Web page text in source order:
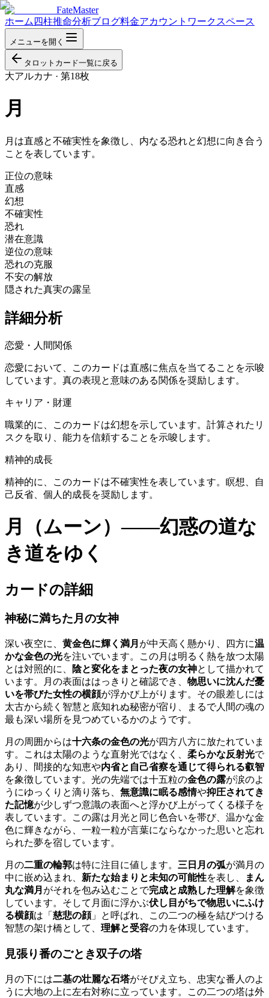
FateMaster
ホーム 四柱推命分析ブログ料金アカウント ワークスペース
メニューを開く
タロットカード一覧に戻る
大アルカナ · 第18枚
月
月は直感と不確実性を象徴し、内なる恐れと幻想に向き合う
ことを表しています。
正位の意味
直感
幻想
不確実性
恐れ
潜在意識
逆位の意味
恐れの克服
不安の解放
隠された真実の露呈
詳細分析
恋愛・人間関係
恋愛において、このカードは直感に焦点を当てることを示唆
しています。真の表現と意味のある関係を奨励します。
キャリア・財運
職業的に、このカードは幻想を示しています。計算されたリ
スクを取り、能力を信頼することを示唆します。
精神的成長
精神的に、このカードは不確実性を表しています。瞑想、自
己反省、個人的成長を奨励します。
月（ムーン）——幻惑の道な
き道をゆく
カードの詳細
神秘に満ちた月の女神
深い夜空に、 黄金色に輝く満月 が中天高く懸かり、四方に温
かな金色の光を注いでいます。この月は明るく熱を放つ太陽
とは対照的に、
陰と変化をまとった夜の女神として描かれて
います。月の表面ははっきりと確認でき、 物思いに沈んだ憂
いを帯びた女性の横顔が浮かび上がります。その眼差しには
太古から続く智慧と底知れぬ秘密が宿り、まるで人間の魂の
最も深い場所を見つめているかのようです。
月の周囲からは十六条の金色の光が四方八方に放たれていま
す。これは太陽のような直射光ではなく、 柔らかな反射光で
あり、間接的な知恵や内省と自己省察を通じて得られる叡智
を象徴しています。光の先端では十五粒の金色の露が涙のよ
うにゆっくりと滴り落ち、 無意識に眠る感情や抑圧されてき
た記憶が少しずつ意識の表面へと浮かび上がってくる様子を
表しています。この露は月光と同じ色合いを帯び、温かな金
色に輝きながら、一粒一粒が言葉にならなかった思いと忘れ
られた夢を宿しています。
月の二重の輪郭は特に注目に値します。 三日月の弧が満月の
中に嵌め込まれ、 新たな始まりと未知の可能性を表し、
まん
丸な満月 がそれを包み込むことで完成と成熟した理解を象徴
しています。そして月面に浮かぶ伏し目がちで物思いにふけ
る横顔は「 慈悲の顔」と呼ばれ、この二つの極を結びつける
智慧の架け橋として、 理解と受容の力を体現しています。
見張り番のごとき双子の塔
月の下には二基の壮麗な石塔がそびえ立ち、忠実な番人のよ
うに大地の上に左右対称に立っています。この二つの塔は外